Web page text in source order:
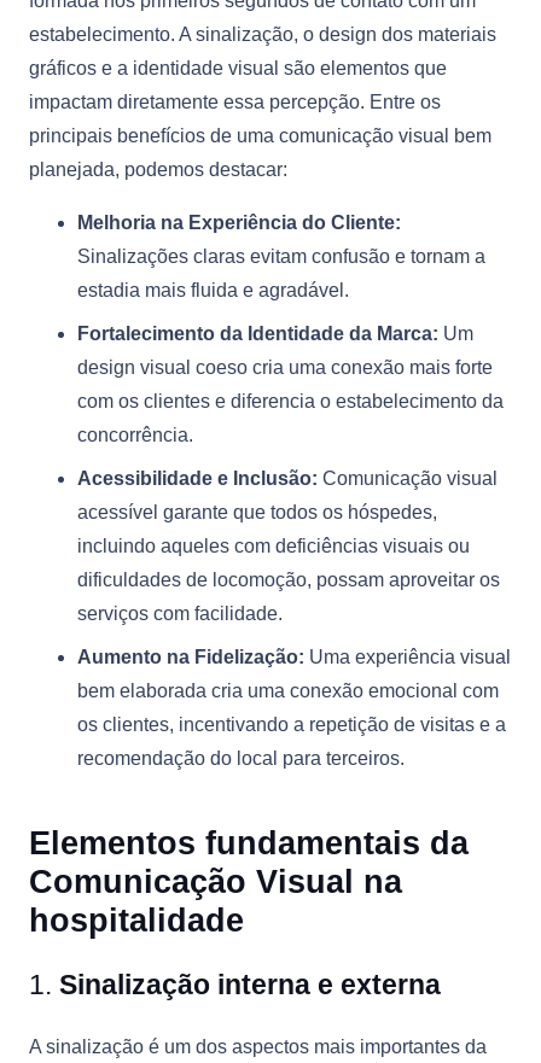
estabelecimento. A sinalização, o design dos materiais
gráficos e a identidade visual são elementos que
impactam diretamente essa percepção. Entre os
principais benefícios de uma comunicação visual bem
planejada, podemos destacar:
Melhoria na Experiência do Cliente:
Sinalizações claras evitam confusão e tornam a
estadia mais fluida e agradável.
Fortalecimento da Identidade da Marca: Um
design visual coeso cria uma conexão mais forte
com os clientes e diferencia o estabelecimento da
concorrência.
Acessibilidade e Inclusão: Comunicação visual
acessível garante que todos os hóspedes,
incluindo aqueles com deficiências visuais ou
dificuldades de locomoção, possam aproveitar os
serviços com facilidade.
Aumento na Fidelização: Uma experiência visual
bem elaborada cria uma conexão emocional com
os clientes, incentivando a repetição de visitas e a
recomendação do local para terceiros.
Elementos fundamentais da
Comunicação Visual na
hospitalidade
1. Sinalização interna e externa
A sinalização é um dos aspectos mais importantes da